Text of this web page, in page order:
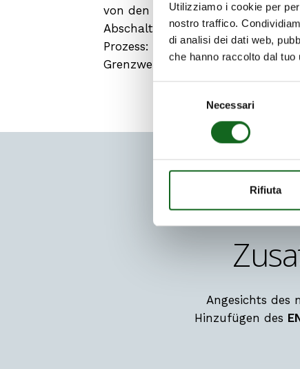
Utilizziamo i cookie per
nostro traffico.
di analisi dei dati web,
che hanno raccolto dal
Necessari
Rifiuta
von den eingestellten Werten -
Abschaltung der Maschine aus
Prozess: Senden einer Warnung
Grenzwertes
Angesichts des
Hinzufügen des